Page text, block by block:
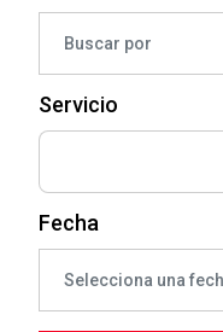
Servicio
Fecha